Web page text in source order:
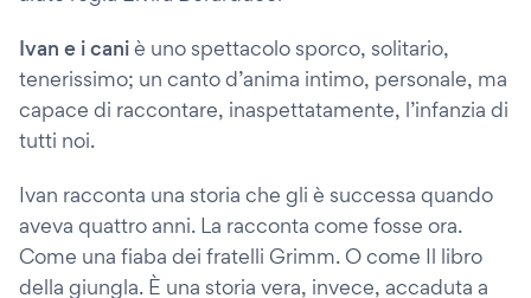
Ivan e i caniè uno spettacolo sporco, solitario,
tenerissimo; un canto d’anima intimo, personale, ma
capace di raccontare, inaspettatamente, l’infanzia di
tutti noi.
Ivan racconta una storia che gli è successa quando
aveva quattro anni. La racconta come fosse ora.
Come una fiaba dei fratelli Grimm. O come Il libro
della giungla. È una storia vera, invece, accaduta a